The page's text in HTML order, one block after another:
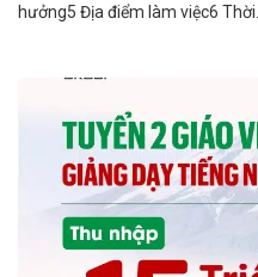
hưởng5 Địa điểm làm việc6 Thời...